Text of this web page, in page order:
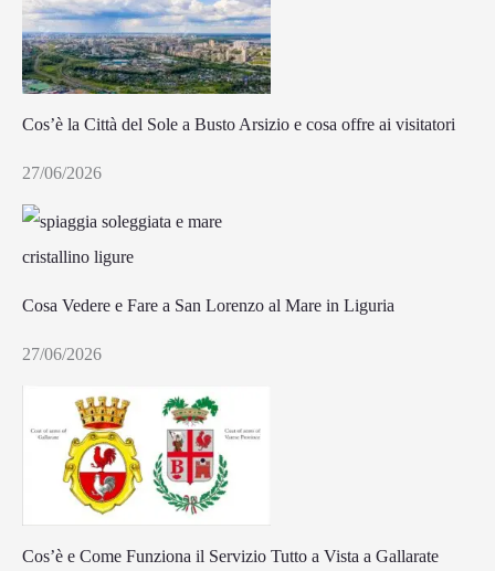
Cos’è la Città del Sole a Busto Arsizio e cosa offre ai visitatori
27/06/2026
Cosa Vedere e Fare a San Lorenzo al Mare in Liguria
27/06/2026
Cos’è e Come Funziona il Servizio Tutto a Vista a Gallarate